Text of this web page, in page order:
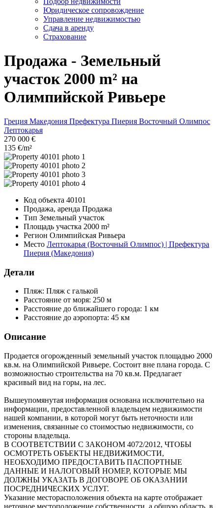
Юридическое сопровождение
Управление недвижимостью
Сдача в аренду
Страхование
Продажа - Земельный
участок 2000 m² на
Олимпийской Ривьере
Греция Македония Префектура Пиерия Восточный Олимпос
Лептокарья
270 000 €
135 €/m²
Код объекта 40101
Продажа, аренда Продажа
Тип Земельный участок
Площадь участка 2000 m²
Регион Олимпийская Ривьера
Место Лептокарья (Восточный Олимпос) | Префектура
Пиерия (Македония)
Детали
Пляж: Пляж с галькой
Расстояние от моря: 250 м
Расстояние до ближайшего города: 1 км
Расстояние до аэропорта: 45 км
Описание
Продается огорожденный земельный участок площадью 2000
кв.м. на Олимпийской Ривьере. Состоит вне плана города. С
возможностью строительства на 70 кв.м. Предлагает
красивый вид на горы, на лес.
Вышеупомянутая информация основана исключительно на
информации, предоставленной владельцем недвижимости
нашей компании, в которой могут быть неточности или
изменения, связанные со стоимостью недвижимости, со
стороны владельца.
В СООТВЕТСТВИИ С ЗАКОНОМ 4072/2012, ЧТОБЫ
ОСМОТРЕТЬ ОБЪЕКТЫ НЕДВИЖИМОСТИ,
НЕОБХОДИМО ПРЕДОСТАВИТЬ ПАСПОРТНЫЕ
ДАННЫЕ И НАЛОГОВЫЙ НОМЕР, КОТОРЫЕ МЫ
ДОЛЖНЫ УКАЗАТЬ В ДОГОВОРЕ ОБ ОКАЗАНИИ
ПОСРЕДНИЧЕСКИХ УСЛУГ.
Указание месторасположения объекта на карте отображает
неточное местоположение собственности, а общую область, в